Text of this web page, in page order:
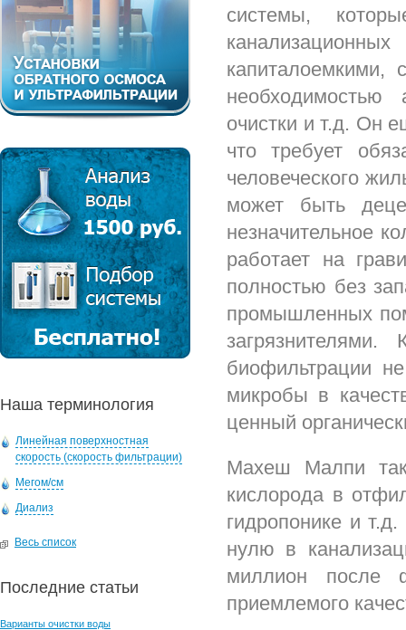
Наша терминология
Линейная поверхностная
скорость (скорость фильтрации)
Мегом/см
Диализ
Весь список
Последние статьи
Варианты очистки воды
системы,
капиталоемкими,
очистки и т.д. Он
что требует
человеческого
может быть
незначительное
работает на
полностью без
промышленных
биофильтрации
микробы в
ценный
Махеш Малпи
кислорода в
гидропонике и
нулю в
миллион после
приемлемого